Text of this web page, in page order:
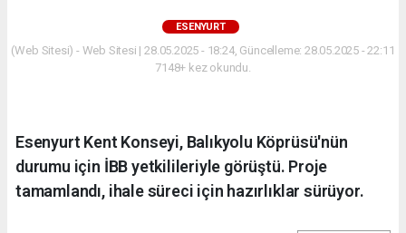
ESENYURT
(Web Sitesi) - Web Sitesi | 28.05.2025 - 18:24, Güncelleme: 28.05.2025 - 22:11
7148+ kez okundu.
Esenyurt Kent Konseyi, Balıkyolu Köprüsü'nün
durumu için İBB yetkilileriyle görüştü. Proje
tamamlandı, ihale süreci için hazırlıklar sürüyor.